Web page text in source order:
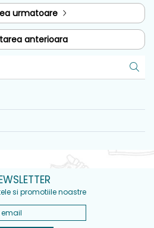
urmatoare
anterioara
si promotiile noastre